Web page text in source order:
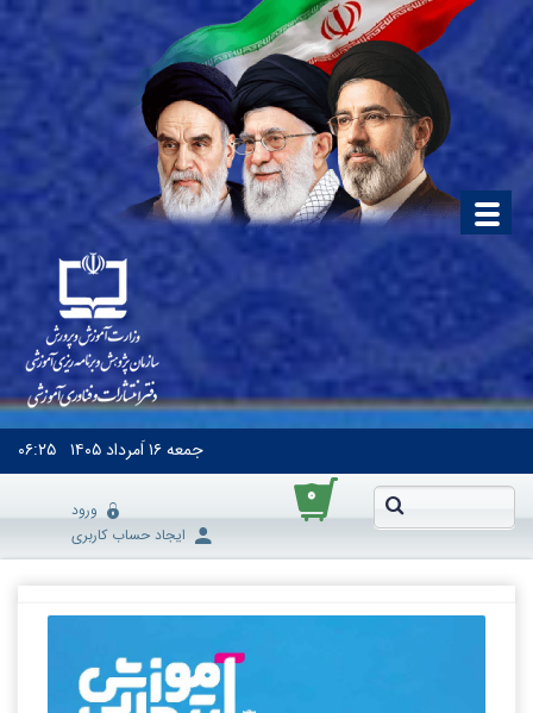
جمعه۱۶ اَمرداد ۱۴۰۵ ۰۶:۲۵
۰
ورود
ایجاد حساب کاربری